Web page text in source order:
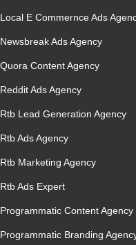
Local E Commernce Ads
Newsbreak Ads Agency
Quora Content Agency
Reddit Ads Agency
Rtb Lead Generation Agency
Rtb Ads Agency
Rtb Marketing Agency
Rtb Ads Expert
Programmatic Content Agency
Programmatic Branding